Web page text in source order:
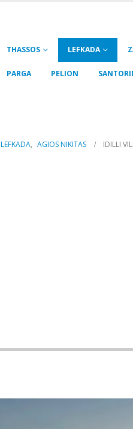
THASSOS LEFKADA
PARGA PELION
LEFKADA, AGIOS NIKITAS IDILLI